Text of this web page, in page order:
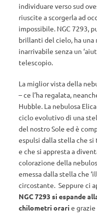
individuare verso sud
riuscite a scorgerla ad
impossibile. NGC 7293,
brillanti del cielo, ha
inarrivabile senza un
telescopio.
La miglior vista della
– ce l’ha regalata,
Hubble. La nebulosa
ciclo evolutivo di una
del nostro Sole ed è
espulsi dalla stella che
e che si appresta a
colorazione della
emessa dalla stella che
circostante. Seppure ci
NGC 7293 si espande
chilometri orari e